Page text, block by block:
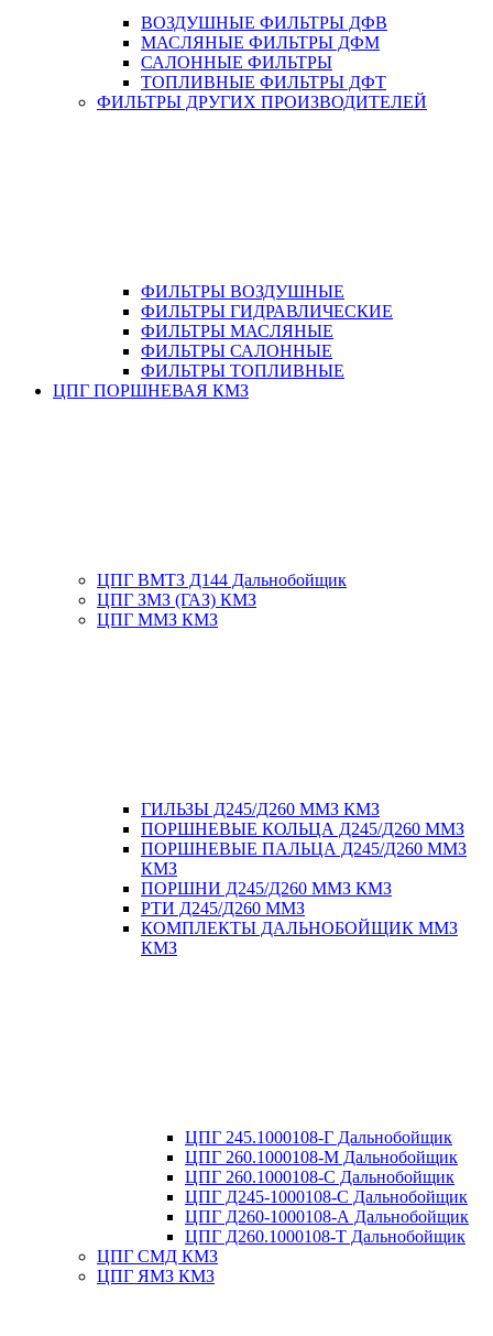
ВОЗДУШНЫЕ ФИЛЬТРЫ ДФВ
МАСЛЯНЫЕ ФИЛЬТРЫ ДФМ
САЛОННЫЕ ФИЛЬТРЫ
ТОПЛИВНЫЕ ФИЛЬТРЫ ДФТ
ФИЛЬТРЫ ДРУГИХ ПРОИЗВОДИТЕЛЕЙ
ФИЛЬТРЫ ВОЗДУШНЫЕ
ФИЛЬТРЫ ГИДРАВЛИЧЕСКИЕ
ФИЛЬТРЫ МАСЛЯНЫЕ
ФИЛЬТРЫ САЛОННЫЕ
ФИЛЬТРЫ ТОПЛИВНЫЕ
ЦПГ ПОРШНЕВАЯ КМЗ
ЦПГ ВМТЗ Д144 Дальнобойщик
ЦПГ ЗМЗ (ГАЗ) КМЗ
ЦПГ ММЗ КМЗ
ГИЛЬЗЫ Д245/Д260 ММЗ КМЗ
ПОРШНЕВЫЕ КОЛЬЦА Д245/Д260 ММЗ
ПОРШНЕВЫЕ ПАЛЬЦА Д245/Д260 ММЗ
КМЗ
ПОРШНИ Д245/Д260 ММЗ КМЗ
РТИ Д245/Д260 ММЗ
КОМПЛЕКТЫ ДАЛЬНОБОЙЩИК ММЗ
КМЗ
ЦПГ 245.1000108-Г Дальнобойщик
ЦПГ 260.1000108-М Дальнобойщик
ЦПГ 260.1000108-С Дальнобойщик
ЦПГ Д245-1000108-С Дальнобойщик
ЦПГ Д260-1000108-А Дальнобойщик
ЦПГ Д260.1000108-Т Дальнобойщик
ЦПГ СМД КМЗ
ЦПГ ЯМЗ КМЗ